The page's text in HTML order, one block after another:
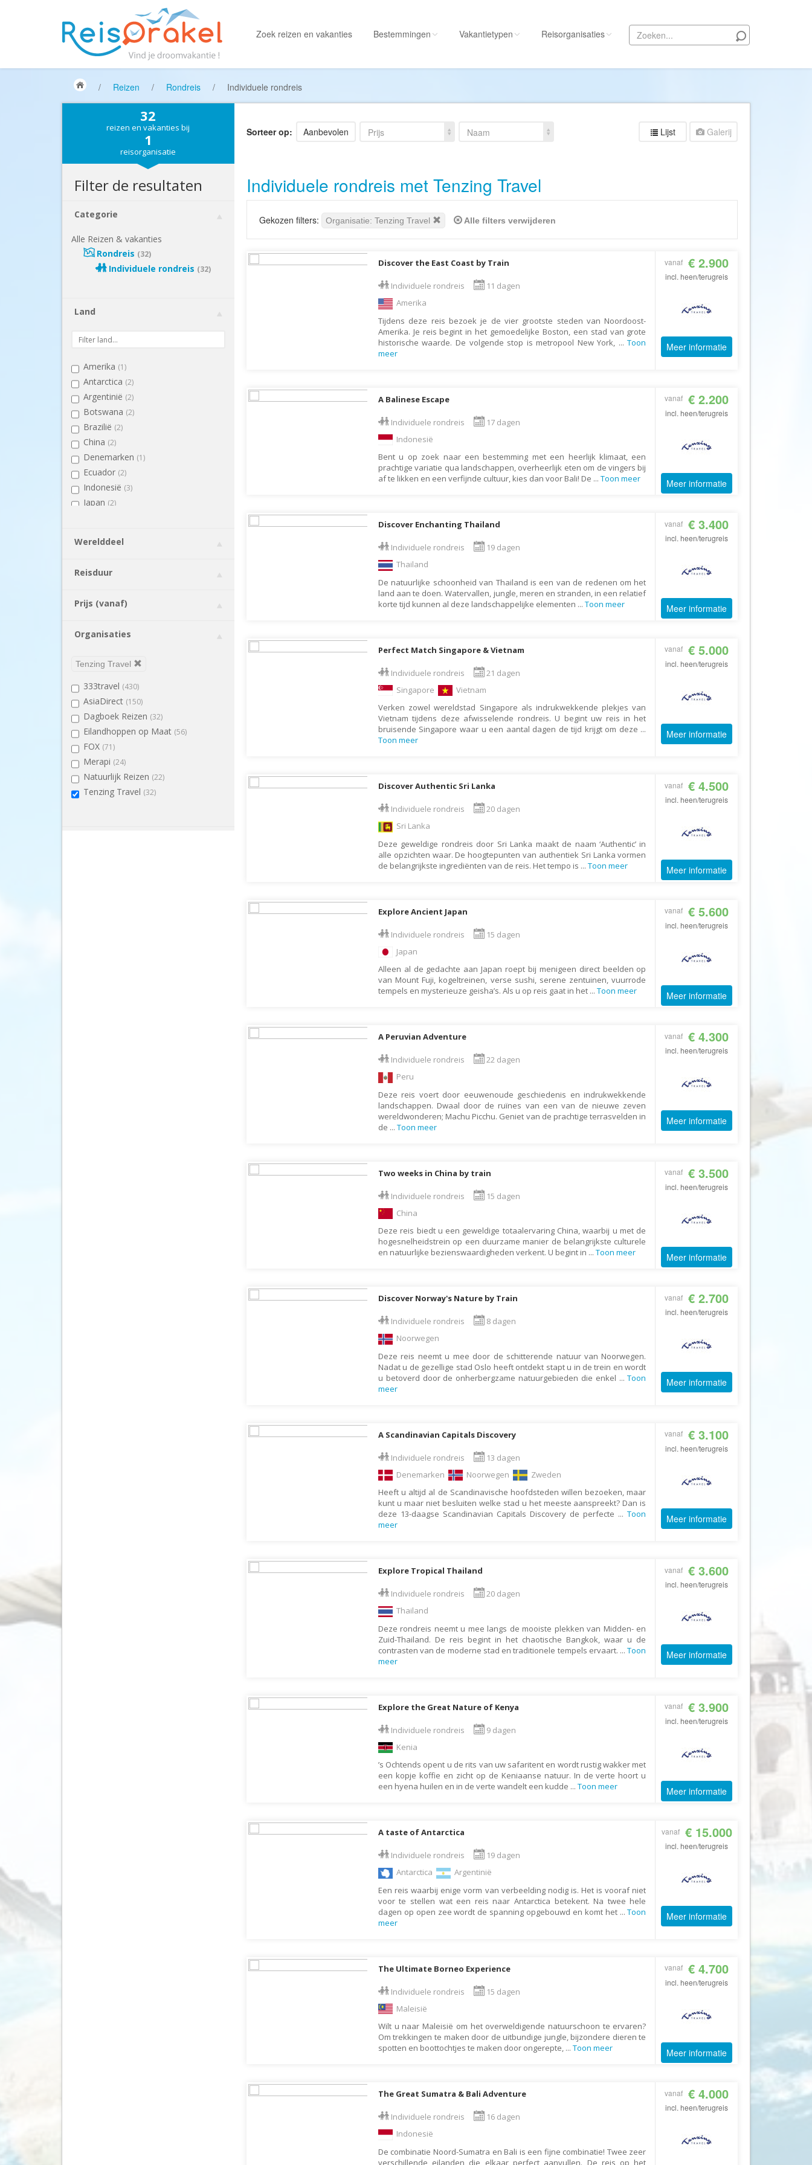
Zoek reizen en vakanties Bestemmingen
Albanië
Andorra
Angola
Antarctica
Aruba
Australië
Azerbeidzjan
Bahama's
België
Belize
Benin
Bermuda
Bhutan
Botswana
Brazilië
Britse Maagdeneilanden
Bulgarije
Canada
Canarische Eilanden
Chili
China
Colombia
Costa Rica
Denemarken
Dominica
Dominicaanse Republiek
Duitsland
Egypte
El Salvador
Engeland
Estland
Faeröer
Finland
Frankrijk
Frans-Guyana
Galapagos Eilanden
Gambia
Georgië
Granada
Griekenland
Groenland
Guadeloupe
Guatemala
Ierland
IJsland
India
Indonesië
Israël
Japan
Jordanië
Kaaimaneilanden
Kaapverdië
Kazachstan
Kenia
Koeweit
Lesotho
Letland
Liechtenstein
Macedonië
Madagaskar
Malawi
Malediven
Maleisië
Marokko
Moldavië
Monaco
Myanmar
Namibië
Nederland
Nepal
Nieuw Zeeland
Oeganda
Vakantietypen
Actieve vakantie
Cruise
Culinaire vakantie
Culturele vakantie
Duik/snorkelvakantie
Fietsvakantie
Formule 1 reis
Fotoreis
Individuele rondreis
Kampeervakantie
Kerstreis
Oud & Nieuw reis
Rondreis
Safari
Sportreis
Stedentrip
Taalcursus
Thema vakanties
Vakantiehuis
Wellness vakantie
Wintersport
Zonvakantie
Reisorganisaties
333travel
Ado Travel
Aeroglobe International
Africa Wildlife Safaris
Allcamps
Alltours
AsiaDirect
Askja Reizen
Barrio Life
BBI Travel
Best of Travel
Beter-uit
Bungalows.nl
By June
Center Parcs
Chalet.nl
CruiseReizen.nl
Crystal Wings Holidays
DLX Travel
DOE reizen
Echt Ierland
Effeweg
Equipovoetbalreizen
Ervaar Reizen
Eshi Eco Travel
Fair2.travel
Familieavontuur
Fletcher
FlexToursKreta
GoFun
Headliner Travel
Heart of Argentina Travel
HT Wandelreizen
/ Reizen / Rondreis / Individuele rondreis
32
reizen en vakanties bij
1
reisorganisatie
Filter de resultaten
Categorie
Alle Reizen & vakanties
Rondreis (32)
Individuele rondreis (32)
Land
Amerika (1)
Antarctica (2)
Argentinië (2)
Botswana (2)
Brazilië (2)
China (2)
Denemarken (1)
Ecuador (2)
Indonesië (3)
Japan (2)
Maleisië(1)
Peru(2)
Sri Lanka(2)
Thailand(2)
Zweden(1)
Werelddeel
Reisduur
Prijs (vanaf)
Organisaties
Tenzing Travel
333travel (430)
AsiaDirect (150)
Dagboek Reizen (32)
Eilandhoppen op Maat (56)
FOX (71)
Merapi (24)
Natuurlijk Reizen (22)
Tenzing Travel (32)
Sorteer op: Aanbevolen Prijs Naam Lijst Galerij
Individuele rondreis met Tenzing Travel
Gekozen filters: Organisatie: Tenzing Travel Alle filters verwijderen
Discover the East Coast by Train
Individuele rondreis
11 dagen
Amerika
Tijdens deze reis bezoek je de vier grootste steden van Noordoost-
Amerika. Je reis begint in het gemoedelijke Boston, een stad van grote
historische waarde. De volgende stop is metropool New York, ... Toon
meer
vanaf € 2.900
incl. heen/terugreis
Meer informatie
A Balinese Escape
Individuele rondreis
17 dagen
Indonesië
Bent u op zoek naar een bestemming met een heerlijk klimaat, een
prachtige variatie qua landschappen, overheerlijk eten om de vingers bij
af te likken en een verfijnde cultuur, kies dan voor Bali! De ... Toon meer
vanaf € 2.200
incl. heen/terugreis
Meer informatie
Discover Enchanting Thailand
Individuele rondreis
19 dagen
Thailand
De natuurlijke schoonheid van Thailand is een van de redenen om het
land aan te doen. Watervallen, jungle, meren en stranden, in een relatief
korte tijd kunnen al deze landschappelijke elementen ... Toon meer
vanaf € 3.400
incl. heen/terugreis
Meer informatie
Perfect Match Singapore & Vietnam
Individuele rondreis
21 dagen
Singapore
Vietnam
Verken zowel wereldstad Singapore als indrukwekkende plekjes van
Vietnam tijdens deze afwisselende rondreis. U begint uw reis in het
bruisende Singapore waar u een aantal dagen de tijd krijgt om deze ...
Toon meer
vanaf € 5.000
incl. heen/terugreis
Meer informatie
Discover Authentic Sri Lanka
Individuele rondreis
20 dagen
Sri Lanka
Deze geweldige rondreis door Sri Lanka maakt de naam ‘Authentic’ in
alle opzichten waar. De hoogtepunten van authentiek Sri Lanka vormen
de belangrijkste ingrediënten van de reis. Het tempo is ... Toon meer
vanaf € 4.500
incl. heen/terugreis
Meer informatie
Explore Ancient Japan
Individuele rondreis
15 dagen
Japan
Alleen al de gedachte aan Japan roept bij menigeen direct beelden op
van Mount Fuji, kogeltreinen, verse sushi, serene zentuinen, vuurrode
tempels en mysterieuze geisha’s. Als u op reis gaat in het ... Toon meer
vanaf € 5.600
incl. heen/terugreis
Meer informatie
A Peruvian Adventure
Individuele rondreis
22 dagen
Peru
Deze reis voert door eeuwenoude geschiedenis en indrukwekkende
landschappen. Dwaal door de ruïnes van een van de nieuwe zeven
wereldwonderen; Machu Picchu. Geniet van de prachtige terrasvelden in
de ... Toon meer
vanaf € 4.300
incl. heen/terugreis
Meer informatie
Two weeks in China by train
Individuele rondreis
15 dagen
China
Deze reis biedt u een geweldige totaalervaring China, waarbij u met de
hogesnelheidstrein op een duurzame manier de belangrijkste culturele
en natuurlijke bezienswaardigheden verkent. U begint in ... Toon meer
vanaf € 3.500
incl. heen/terugreis
Meer informatie
Discover Norway's Nature by Train
Individuele rondreis
8 dagen
Noorwegen
Deze reis neemt u mee door de schitterende natuur van Noorwegen.
Nadat u de gezellige stad Oslo heeft ontdekt stapt u in de trein en wordt
u betoverd door de onherbergzame natuurgebieden die enkel ... Toon
meer
vanaf € 2.700
incl. heen/terugreis
Meer informatie
A Scandinavian Capitals Discovery
Individuele rondreis
13 dagen
Denemarken
Noorwegen
Zweden
Heeft u altijd al de Scandinavische hoofdsteden willen bezoeken, maar
kunt u maar niet besluiten welke stad u het meeste aanspreekt? Dan is
deze 13-daagse Scandinavian Capitals Discovery de perfecte ... Toon
meer
vanaf € 3.100
incl. heen/terugreis
Meer informatie
Explore Tropical Thailand
Individuele rondreis
20 dagen
Thailand
Deze rondreis neemt u mee langs de mooiste plekken van Midden- en
Zuid-Thailand. De reis begint in het chaotische Bangkok, waar u de
contrasten van de moderne stad en traditionele tempels ervaart. ... Toon
meer
vanaf € 3.600
incl. heen/terugreis
Meer informatie
Explore the Great Nature of Kenya
Individuele rondreis
9 dagen
Kenia
’s Ochtends opent u de rits van uw safaritent en wordt rustig wakker met
een kopje koffie en zicht op de Keniaanse natuur. In de verte hoort u
een hyena huilen en in de verte wandelt een kudde ... Toon meer
vanaf € 3.900
incl. heen/terugreis
Meer informatie
A taste of Antarctica
Individuele rondreis
19 dagen
Antarctica
Argentinië
Een reis waarbij enige vorm van verbeelding nodig is. Het is vooraf niet
voor te stellen wat een reis naar Antarctica betekent. Na twee hele
dagen op open zee wordt de spanning opgebouwd en komt het ... Toon
meer
vanaf € 15.000
incl. heen/terugreis
Meer informatie
The Ultimate Borneo Experience
Individuele rondreis
15 dagen
Maleisië
Wilt u naar Maleisië om het overweldigende natuurschoon te ervaren?
Om trekkingen te maken door de uitbundige jungle, bijzondere dieren te
spotten en boottochtjes te maken door ongerepte, ... Toon meer
vanaf € 4.700
incl. heen/terugreis
Meer informatie
The Great Sumatra & Bali Adventure
Individuele rondreis
16 dagen
Indonesië
De combinatie Noord-Sumatra en Bali is een fijne combinatie! Twee zeer
verschillende eilanden die elkaar perfect aanvullen. De reis op het
vanaf € 4.000
incl. heen/terugreis